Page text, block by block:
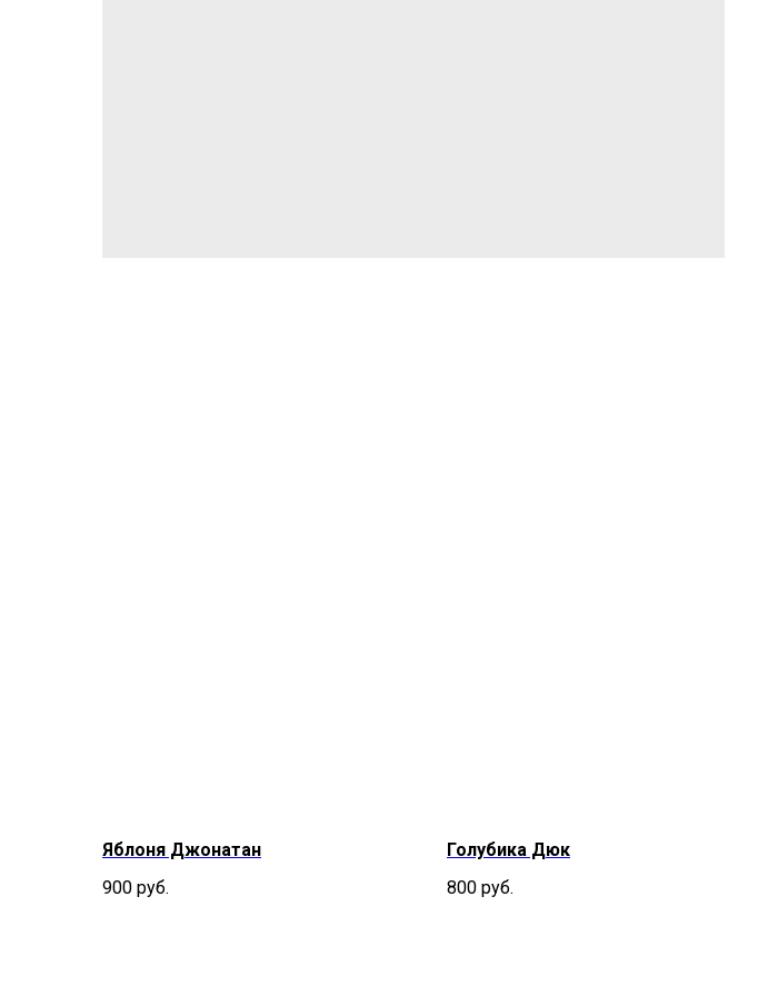
Яблоня Джонатан
900 руб.
Голубика Дюк
800 руб.